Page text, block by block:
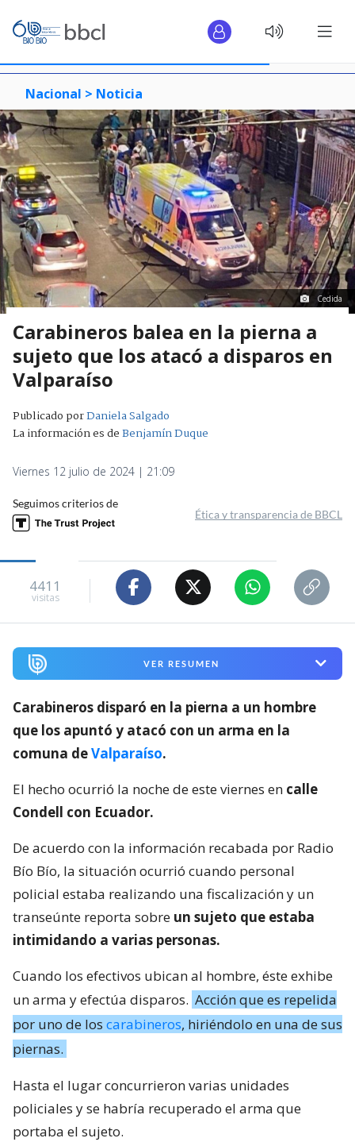
Nacional > Noticia
Cedida
Carabineros balea en la pierna a
sujeto que los atacó a disparos en
Valparaíso
Publicado porDaniela Salgado
La información es deBenjamín Duque
Viernes 12 julio de 2024 | 21:09
Seguimos criterios de
Ética y transparencia de BBCL
4411
visitas
VER RESUMEN
Carabineros disparó en la pierna a un hombre
que los apuntó y atacó con un arma en la
comuna deValparaíso.
El hecho ocurrió la noche de este viernes en calle
Condell con Ecuador.
De acuerdo con la información recabada por Radio
Bío Bío, la situación ocurrió cuando personal
policial estaba realizando una fiscalización y un
transeúnte reporta sobre un sujeto que estaba
intimidando a varias personas.
Cuando los efectivos ubican al hombre, éste exhibe
un arma y efectúa disparos. Acción que es repelida
por uno de los carabineros, hiriéndolo en una de sus
piernas.
Hasta el lugar concurrieron varias unidades
policiales y se habría recuperado el arma que
portaba el sujeto.